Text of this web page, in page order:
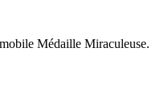
Médaille Miraculeuse.